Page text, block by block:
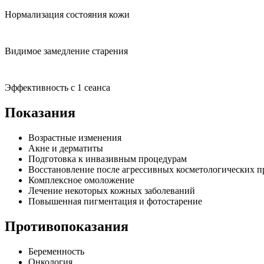
Нормализация состояния кожи
Видимое замедление старения
Эффективность с 1 сеанса
Показания
Возрастные изменения
Акне и дерматиты
Подготовка к инвазивным процедурам
Восстановление после агрессивных косметологических
Комплексное омоложение
Лечение некоторых кожных заболеваний
Повышенная пигментация и фотостарение
Противопоказания
Беременность
Онкология